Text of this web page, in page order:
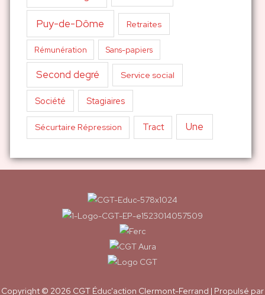
Puy-de-Dôme Retraites
Rémunération Sans-papiers
Second degré Service social
Société Stagiaires
Sécurtaire Répression Tract Une
Copyright © 2026 CGT Éduc'action Clermont-Ferrand | Propulsé par